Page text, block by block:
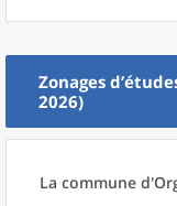
Zonages
2026)
La commune d'